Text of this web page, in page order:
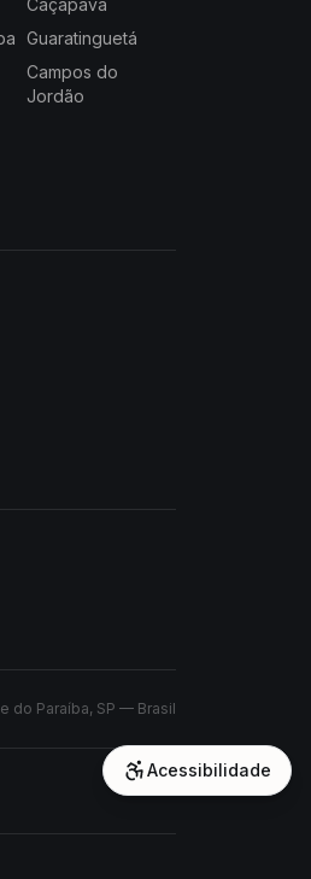
Caçapava
Guaratinguetá
Campos do
Jordão
do Paraíba, SP — Brasil
Acessibilidade